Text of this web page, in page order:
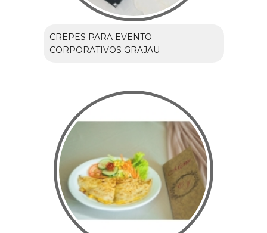
CREPES PARA EVENTO
CORPORATIVOS GRAJAU